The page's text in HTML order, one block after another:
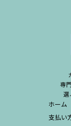
専
選
ホーム
支払い